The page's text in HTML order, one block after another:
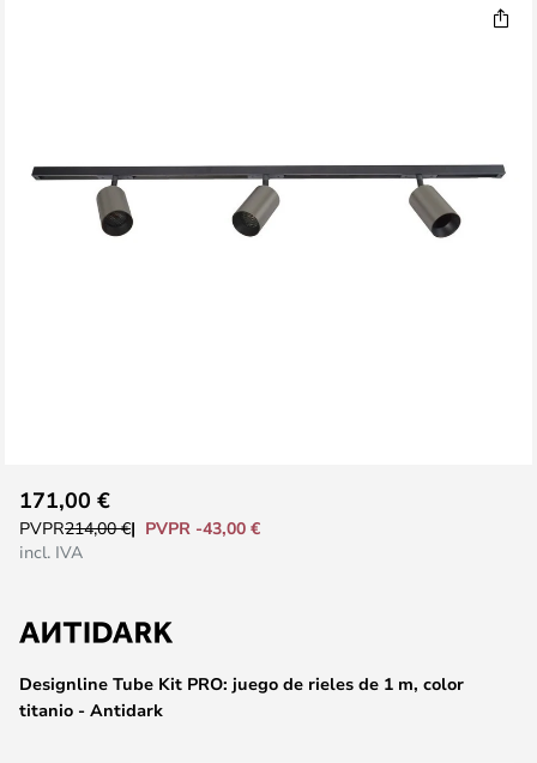
imágenes
comienzo
galería
imágenes
Designline Tube Kit PRO: juego de rieles de 1 m, color
titanio - Antidark
171,00 €
PVPR214,00 €
PVPR -43,00 €
incl. IVA